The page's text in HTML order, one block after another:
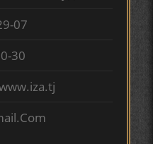
УСМОНОВА
ҒАЗАЛИЁТИ КИРОМИ
Г.Ф.
07
30